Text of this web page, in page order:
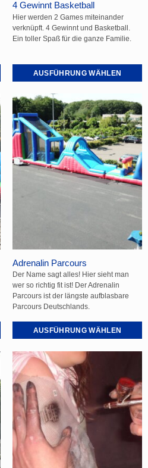
4 Gewinnt Basketball
Hier werden 2 Games miteinander
verknüpft. 4 Gewinnt und Basketball.
Ein toller Spaß für die ganze Familie.
AUSFÜHRUNG WÄHLEN
Produkt
weist
mehrere
Varianten
auf.
Die
können
gewählt
werden
Adrenalin Parcours
Der Name sagt alles! Hier sieht man
wer so richtig fit ist! Der Adrenalin
Parcours ist der längste aufblasbare
Parcours Deutschlands.
AUSFÜHRUNG WÄHLEN
Produkt
weist
mehrere
Varianten
auf.
Die
Optionen
können